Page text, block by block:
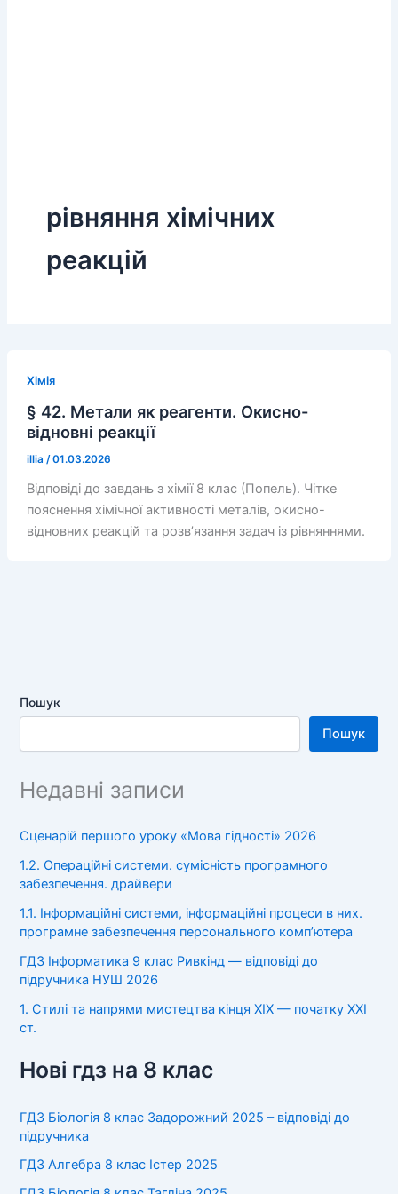
рівняння хімічних
реакцій
Хімія
§ 42. Метали як реагенти. Окисно-
відновні реакції
illia /01.03.2026
Відповіді до завдань з хімії 8 клас (Попель). Чітке
пояснення хімічної активності металів, окисно-
відновних реакцій та розв’язання задач із рівняннями.
Пошук
Пошук
Недавні записи
Сценарій першого уроку «Мова гідності» 2026
1.2. Операційні системи. сумісність програмного
забезпечення. драйвери
1.1. Інформаційні системи, інформаційні процеси в них.
програмне забезпечення персонального комп’ютера
ГДЗ Інформатика 9 клас Ривкінд — відповіді до
підручника НУШ 2026
1. Стилі та напрями мистецтва кінця XIX — початку XXI
ст.
Нові гдз на 8 клас
ГДЗ Біологія 8 клас Задорожний 2025 – відповіді до
підручника
ГДЗ Алгебра 8 клас Істер 2025